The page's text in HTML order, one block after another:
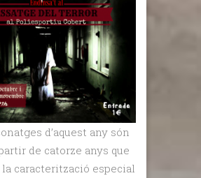
d’aquest any són
de catorze anys que
la caracterització especial